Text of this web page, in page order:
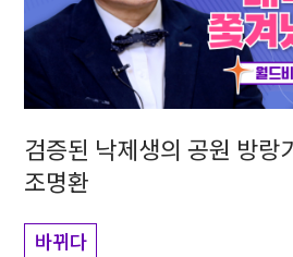
검증된 낙제생의 공원 방랑
조명환
바뀌다